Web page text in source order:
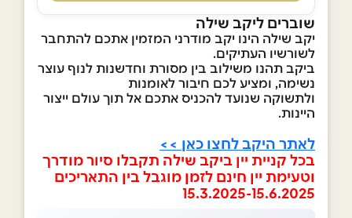
שוברים ליקב שילה
יקב שילה הינו יקב מודרני המזמין אתכם להתחבר
לשורשיו העתיקים.
ביקב תהנו משילוב בין מסורת וחדשנות לנוף עוצר
נשימה, ומציע לכם חיבור לאומנות
ולתשוקה שנועד להכניס אתכם אל תוך עולם ייצור
היינות.
לאתר היקב לחצו כאן >>
בכל קניית יין ביקב שילה תקבלו סיור מודרך
וטעימת יין חינם לזמן מוגבל בין התאריכים
15.3.2025-15.6.2025